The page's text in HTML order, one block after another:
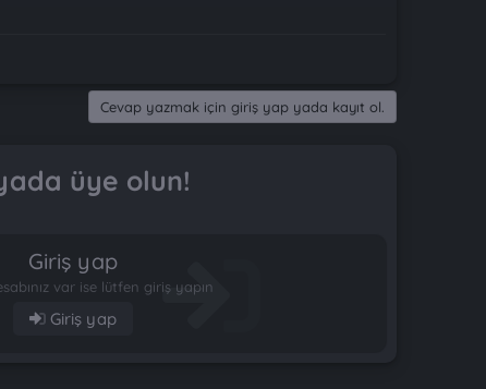
Cevap yazmak için giriş yap yada kayıt ol.
üye olun!
Giriş yap
var ise lütfen giriş yapın
Giriş yap